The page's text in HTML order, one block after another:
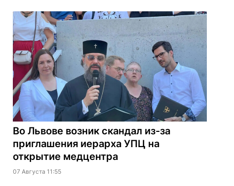
Во Львове возник скандал из-за
приглашения иерарха УПЦ на
открытие медцентра
07 Августа 11:55